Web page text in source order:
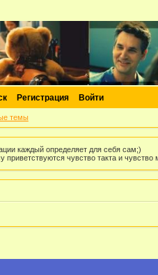
Регистрация Войти
темы
каждый определяет для себя сам;)
приветствуются чувство такта и чувство